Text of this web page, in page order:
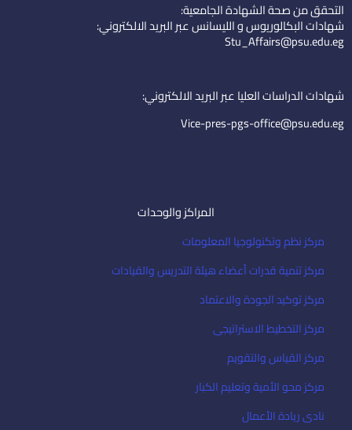
-
e
i
l
u
b
e
d
التحقق من صحة الشهادة الجامعية:
شهادات البكالوريوس و الليسانس عبر البريد الالكتروني:
Stu_Affairs@psu.edu.eg
شهادات الدراسات العليا عبر البريد الالكتروني:
Vice-pres-pgs-office@psu.edu.eg
المراكز والوحدات
مركز نظم وتكنولوجيا المعلومات
مركز تنمية قدرات أعضاء هيئة التدريس والقيادات
مركز توكيد الجودة والاعتماد
مركز التخطيط الاستراتيجى
مركز القياس والتقويم
مركز محو الأمية وتعليم الكبار
نادى ريادة الأعمال